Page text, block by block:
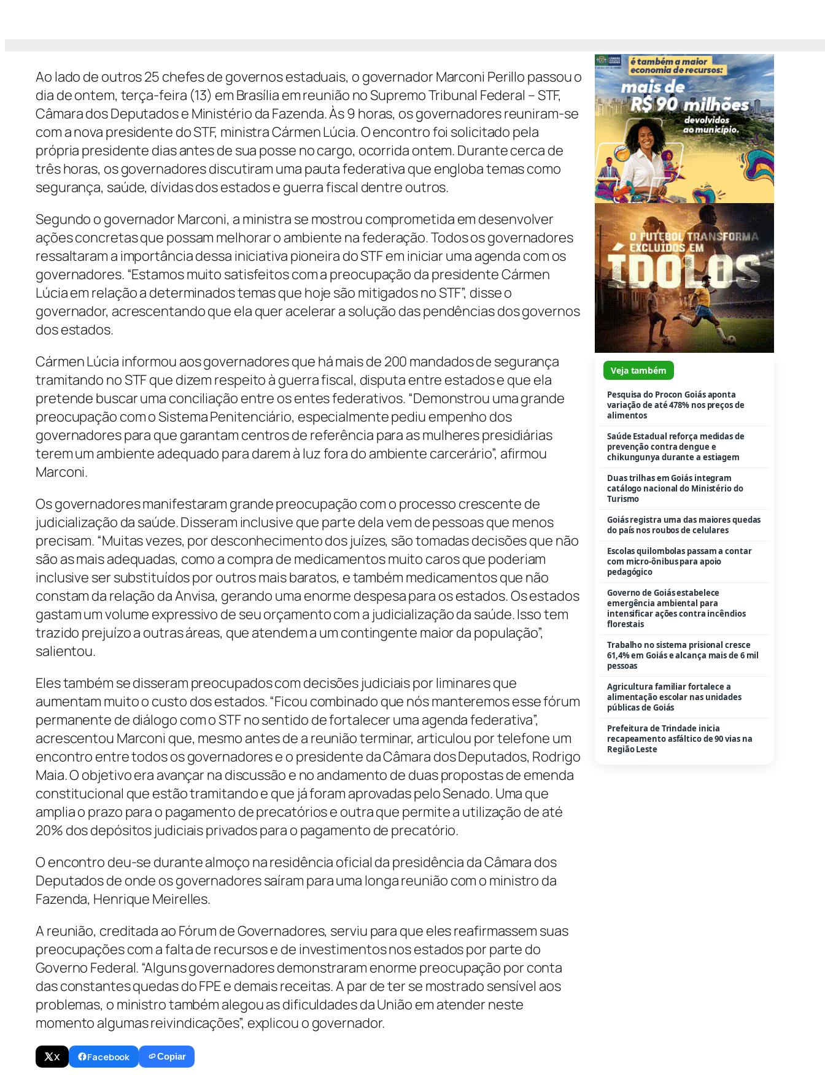
X Facebook Copiar
Ao lado de outros 25 chefes de governos estaduais, o governador Marconi Perillo passou o
dia de ontem, terça-feira (13) em Brasília em reunião no Supremo Tribunal Federal – STF,
Câmara dos Deputados e Ministério da Fazenda. Às 9 horas, os governadores reuniram-se
com a nova presidente do STF, ministra Cármen Lúcia. O encontro foi solicitado pela
própria presidente dias antes de sua posse no cargo, ocorrida ontem. Durante cerca de
três horas, os governadores discutiram uma pauta federativa que engloba temas como
segurança, saúde, dívidas dos estados e guerra fiscal dentre outros.
Segundo o governador Marconi, a ministra se mostrou comprometida em desenvolver
ações concretas que possam melhorar o ambiente na federação. Todos os governadores
ressaltaram a importância dessa iniciativa pioneira do STF em iniciar uma agenda com os
governadores. “Estamos muito satisfeitos com a preocupação da presidente Cármen
Lúcia em relação a determinados temas que hoje são mitigados no STF”, disse o
governador, acrescentando que ela quer acelerar a solução das pendências dos governos
dos estados.
Cármen Lúcia informou aos governadores que há mais de 200 mandados de segurança
tramitando no STF que dizem respeito à guerra fiscal, disputa entre estados e que ela
pretende buscar uma conciliação entre os entes federativos. “Demonstrou uma grande
preocupação com o Sistema Penitenciário, especialmente pediu empenho dos
governadores para que garantam centros de referência para as mulheres presidiárias
terem um ambiente adequado para darem à luz fora do ambiente carcerário”, afirmou
Marconi.
Os governadores manifestaram grande preocupação com o processo crescente de
judicialização da saúde. Disseram inclusive que parte dela vem de pessoas que menos
precisam. “Muitas vezes, por desconhecimento dos juízes, são tomadas decisões que não
são as mais adequadas, como a compra de medicamentos muito caros que poderiam
inclusive ser substituídos por outros mais baratos, e também medicamentos que não
constam da relação da Anvisa, gerando uma enorme despesa para os estados. Os estados
gastam um volume expressivo de seu orçamento com a judicialização da saúde. Isso tem
trazido prejuízo a outras áreas, que atendem a um contingente maior da população”,
salientou.
Eles também se disseram preocupados com decisões judiciais por liminares que
aumentam muito o custo dos estados. “Ficou combinado que nós manteremos esse fórum
permanente de diálogo com o STF no sentido de fortalecer uma agenda federativa”,
acrescentou Marconi que, mesmo antes de a reunião terminar, articulou por telefone um
encontro entre todos os governadores e o presidente da Câmara dos Deputados, Rodrigo
Maia. O objetivo era avançar na discussão e no andamento de duas propostas de emenda
constitucional que estão tramitando e que já foram aprovadas pelo Senado. Uma que
amplia o prazo para o pagamento de precatórios e outra que permite a utilização de até
20% dos depósitos judiciais privados para o pagamento de precatório.
O encontro deu-se durante almoço na residência oficial da presidência da Câmara dos
Deputados de onde os governadores saíram para uma longa reunião com o ministro da
Fazenda, Henrique Meirelles.
A reunião, creditada ao Fórum de Governadores, serviu para que eles reafirmassem suas
preocupações com a falta de recursos e de investimentos nos estados por parte do
Governo Federal. “Alguns governadores demonstraram enorme preocupação por conta
das constantes quedas do FPE e demais receitas. A par de ter se mostrado sensível aos
problemas, o ministro também alegou as dificuldades da União em atender neste
momento algumas reivindicações”, explicou o governador.
Veja também
Pesquisa do Procon Goiás aponta
variação de até 478% nos preços de
alimentos
Saúde Estadual reforça medidas de
prevenção contra dengue e
chikungunya durante a estiagem
Duas trilhas em Goiás integram
catálogo nacional do Ministério do
Turismo
Goiás registra uma das maiores quedas
do país nos roubos de celulares
Escolas quilombolas passam a contar
com micro-ônibus para apoio
pedagógico
Governo de Goiás estabelece
emergência ambiental para
intensificar ações contra incêndios
florestais
Trabalho no sistema prisional cresce
61,4% em Goiás e alcança mais de 6 mil
pessoas
Agricultura familiar fortalece a
alimentação escolar nas unidades
públicas de Goiás
Prefeitura de Trindade inicia
recapeamento asfáltico de 90 vias na
Região Leste